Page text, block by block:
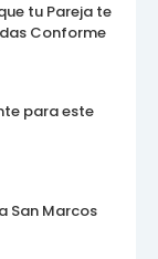
tu Pareja te
Conforme
para este
San Marcos